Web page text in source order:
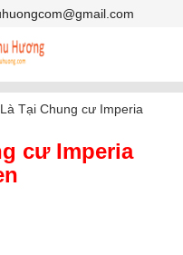
Tại Chung cư Imperia
cư Imperia